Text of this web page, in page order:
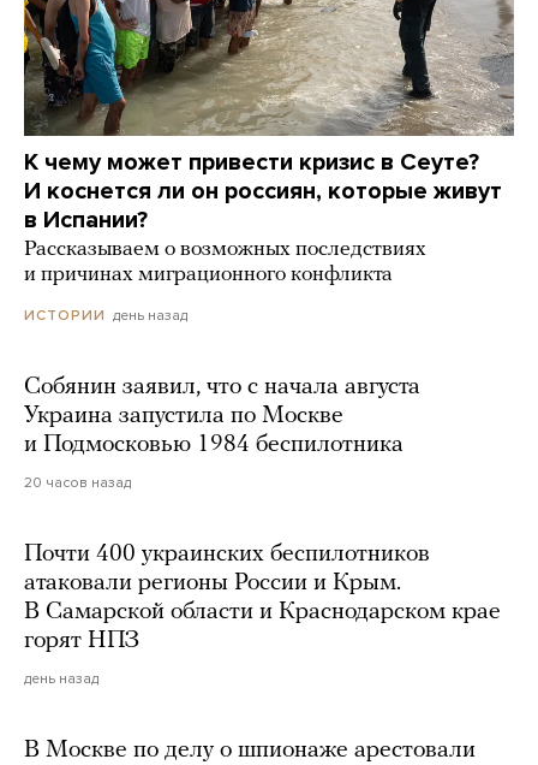
К чему может привести кризис в Сеуте?
И коснется ли он россиян, которые живут
в Испании?
Рассказываем о возможных последствиях
и причинах миграционного конфликта
ИСТОРИИ день назад
Собянин заявил, что с начала августа
Украина запустила по Москве
и Подмосковью 1984 беспилотника
20 часов назад
Почти 400 украинских беспилотников
атаковали регионы России и Крым.
В Самарской области и Краснодарском крае
горят НПЗ
день назад
В Москве по делу о шпионаже арестовали